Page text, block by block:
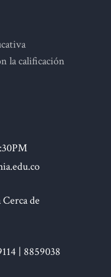
la calificación
de
| 8859038